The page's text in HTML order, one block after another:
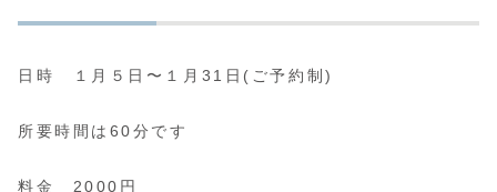
日時 １月５日〜１月31日(ご予約制)
所要時間は60分です
料金 2000円